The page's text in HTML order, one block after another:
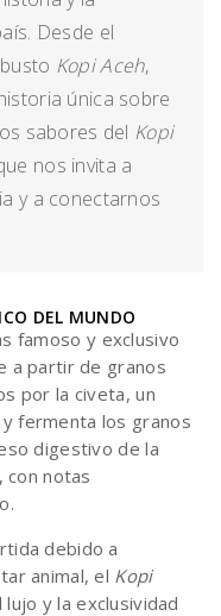
Desde el
Kopi Aceh,
única sobre
sabores del Kopi
nos invita a
y a conectarnos
DEL MUNDO
famoso y exclusivo
a partir de granos
por la civeta, un
fermenta los granos
digestivo de la
con notas
debido a
animal, el Kopi
y la exclusividad